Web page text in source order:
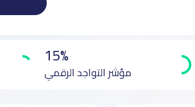
15%
مؤشر التواجد الرقمي